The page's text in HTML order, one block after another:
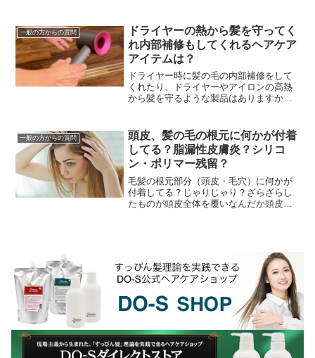
DO...
一般の方からの質問
ドライヤーの熱から髪を守ってく
れ内部補修もしてくれるヘアケア
アイテムは？
ドライヤー時に髪の毛の内部補修をして
くれたり、ドライヤーやアイロンの高熱
から髪を守るような製品はありますか？
なんかで髪の毛のケラ...
一般の方からの質問
頭皮、髪の毛の根元に何かが付着
してる？脂漏性皮膚炎？シリコ
ン・ポリマー残留？
毛髪の根元部分（頭皮・毛穴）に何かが
付着してる？じゃりじゃり？ざらざらし
たものが頭皮全体を覆いなんだか頭皮が